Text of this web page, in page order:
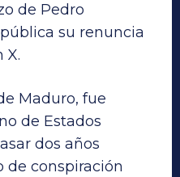
de Pedro
su renuncia
X.
Maduro, fue
de Estados
dos años
de conspiración